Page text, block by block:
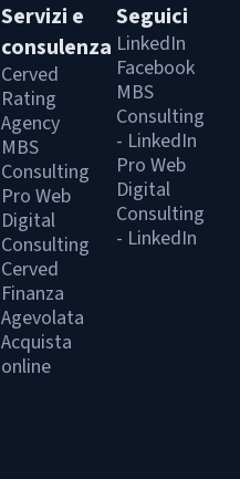
Servizi e
consulenza
Cerved
Rating
Agency
MBS
Consulting
Pro Web
Digital
Consulting
Cerved
Finanza
Agevolata
Acquista
online
Seguici
LinkedIn
Facebook
MBS
Consulting
- LinkedIn
Pro Web
Digital
Consulting
- LinkedIn